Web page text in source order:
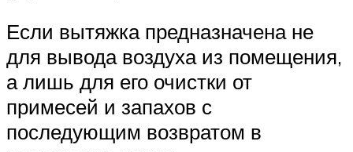
Если вытяжка предназначена не
для вывода воздуха из помещения,
а лишь для его очистки от
примесей и запахов с
последующим возвратом в